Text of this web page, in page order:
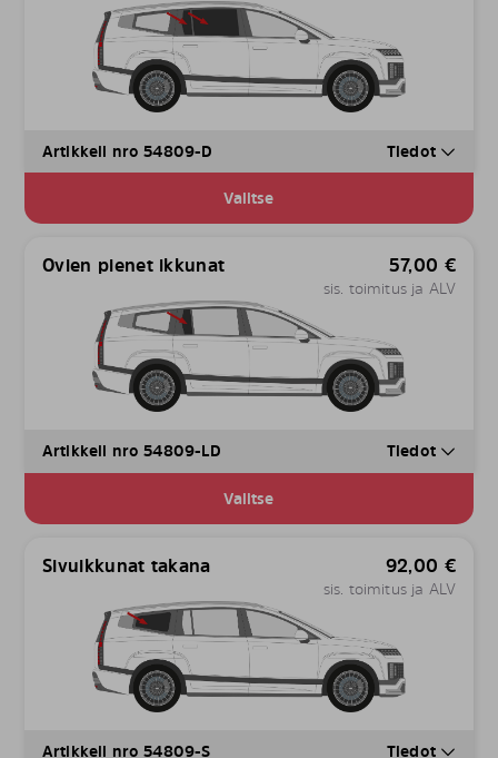
Artikkeli nro 54809-D Tiedot
Valitse
Ovien pienet ikkunat 57,00 €
sis. toimitus ja ALV
Artikkeli nro 54809-LD Tiedot
Valitse
Sivuikkunat takana 92,00 €
sis. toimitus ja ALV
Artikkeli nro 54809-S Tiedot